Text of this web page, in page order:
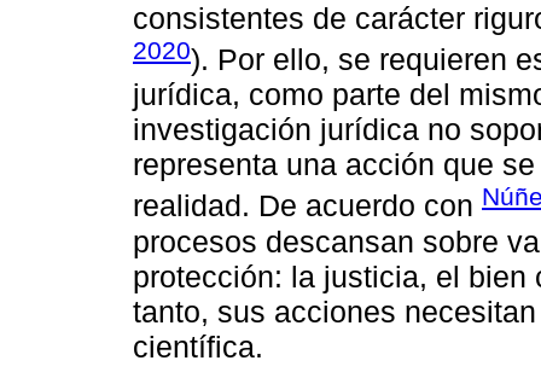
consistentes de carácter
2020). Por ello, se requieren
jurídica, como parte del
investigación jurídica no
representa una acción que
realidad. De acuerdo con
procesos descansan sobre
protección: la justicia, el
tanto, sus acciones
científica.